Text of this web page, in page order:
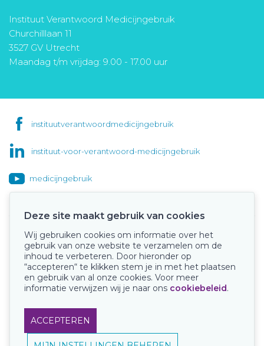
Instituut Verantwoord Medicijngebruik
Churchilllaan 11
3527 GV Utrecht
Maandag t/m vrijdag: 9.00 - 17.00 uur
instituutverantwoordmedicijngebruik
instituut-voor-verantwoord-medicijngebruik
medicijngebruik
Onze keurmerken
Deze site maakt gebruik van cookies
Wij gebruiken cookies om informatie over het
gebruik van onze website te verzamelen om de
inhoud te verbeteren. Door hieronder op
“accepteren“ te klikken stem je in met het plaatsen
en gebruik van al onze cookies. Voor meer
informatie verwijzen wij je naar ons cookiebeleid.
ACCEPTEREN